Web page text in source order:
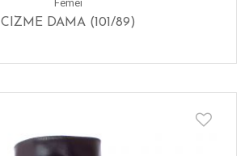
Femei
CIZME DAMA (101/89)